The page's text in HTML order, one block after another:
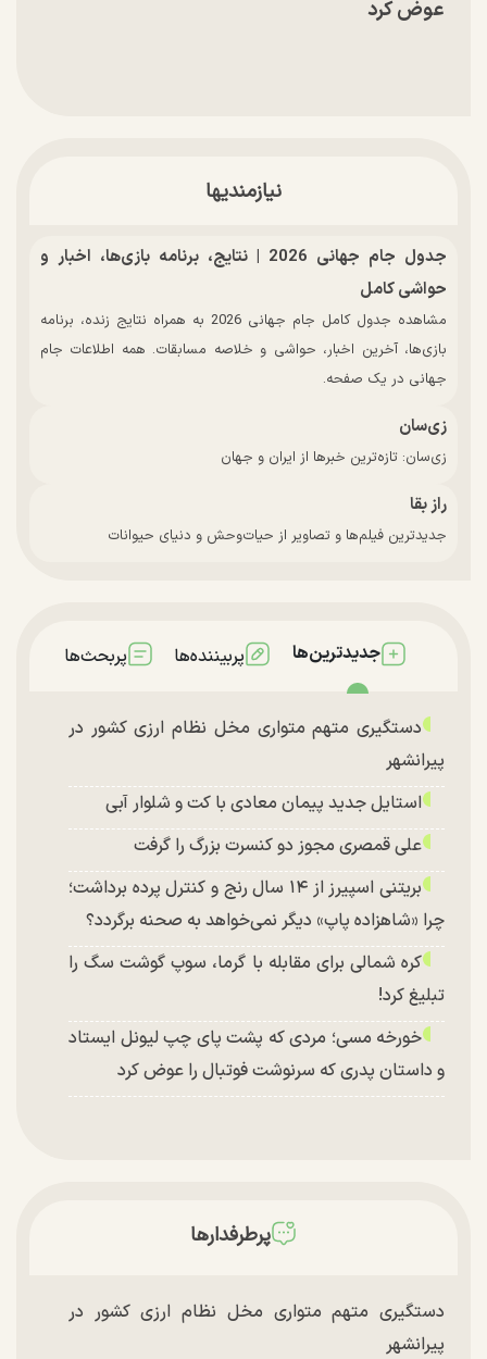
عوض کرد
نیازمندیها
جدول جام جهانی 2026 | نتایج، برنامه بازی‌ها، اخبار و
حواشی کامل
مشاهده جدول کامل جام جهانی 2026 به همراه نتایج زنده، برنامه
بازی‌ها، آخرین اخبار، حواشی و خلاصه مسابقات. همه اطلاعات جام
جهانی در یک صفحه.
زی‌سان
زی‌سان: تازه‌ترین خبرها از ایران و جهان
راز بقا
جدیدترین فیلم‌ها و تصاویر از حیات‌وحش و دنیای حیوانات
جدیدترین‌ها پربیننده‌ها پربحث‌ها
دستگیری متهم متواری مخل نظام ارزی کشور در
پیرانشهر
استایل جدید پیمان معادی با کت و شلوار آبی
علی قمصری مجوز دو کنسرت بزرگ را گرفت
بریتنی اسپیرز از ۱۴ سال رنج و کنترل پرده برداشت؛
چرا «شاهزاده پاپ» دیگر نمی‌خواهد به صحنه برگردد؟
کره شمالی برای مقابله با گرما، سوپ گوشت سگ را
تبلیغ کرد!
خورخه مسی؛ مردی که پشت پای چپ لیونل ایستاد
و داستان پدری که سرنوشت فوتبال را عوض کرد
پرطرفدارها
دستگیری متهم متواری مخل نظام ارزی کشور در
پیرانشهر